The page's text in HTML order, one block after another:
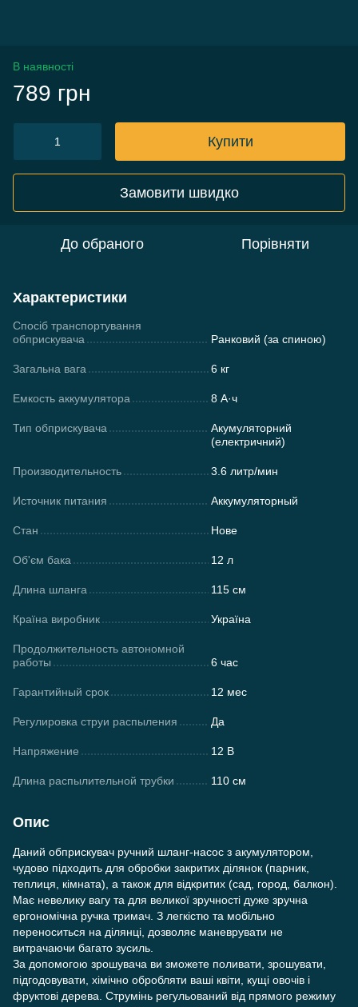
В наявності
789 грн
Купити
Замовити швидко
До обраного Порівняти
Характеристики
Спосіб транспортування
обприскувача
Ранковий (за спиною)
Загальна вага 6 кг
Емкость аккумулятора 8 А·ч
Тип обприскувача
Акумуляторний
(електричний)
Производительность 3.6 литр/мин
Источник питания Аккумуляторный
Стан Нове
Об'єм бака 12 л
Длина шланга 115 см
Країна виробник Україна
Продолжительность автономной
работы
6 час
Гарантийный срок 12 мес
Регулировка струи распыления Да
Напряжение 12 В
Длина распылительной трубки 110 см
Опис
Даний обприскувач ручний шланг-насос з акумулятором,
чудово підходить для обробки закритих ділянок (парник,
теплиця, кімната), а також для відкритих (сад, город, балкон).
Має невелику вагу та для великої зручності дуже зручна
ергономічна ручка тримач. З легкістю та мобільно
переноситься на ділянці, дозволяє маневрувати не
витрачаючи багато зусиль.
За допомогою зрошувача ви зможете поливати, зрошувати,
підгодовувати, хімічно обробляти ваші квіти, кущі овочів і
фруктові дерева. Струмінь регульований від прямого режиму